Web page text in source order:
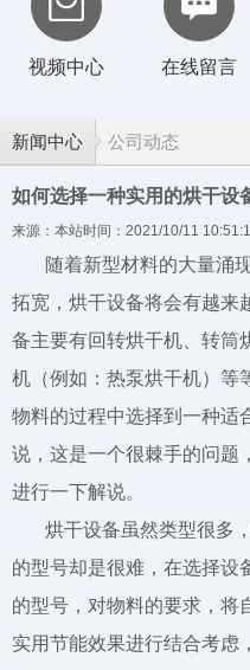
视频中心 在线留言
新闻中心 公司动态
如何选择一种实用的烘干设
来源：本站时间：2021/10/11
随着新型材料的大量涌
拓宽，烘干设备将会有越来
备主要有回转烘干机、转筒
机（例如：热泵烘干机）等
物料的过程中选择到一种适
说，这是一个很棘手的问题
进行一下解说。
烘干设备虽然类型很多
的型号却是很难，在选择设
的型号，对物料的要求，将
实用节能效果进行结合考虑